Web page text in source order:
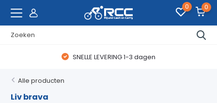
0 0
SNELLE LEVERING 1-3 dagen
Alle producten
Liv brava